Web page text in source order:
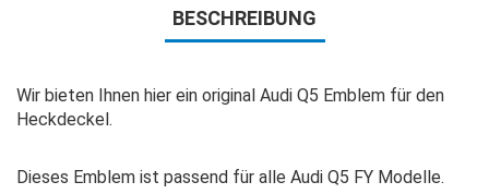
BESCHREIBUNG
Wir bieten Ihnen hier ein original Audi Q5 Emblem für den
Heckdeckel.
Dieses Emblem ist passend für alle Audi Q5 FY Modelle.